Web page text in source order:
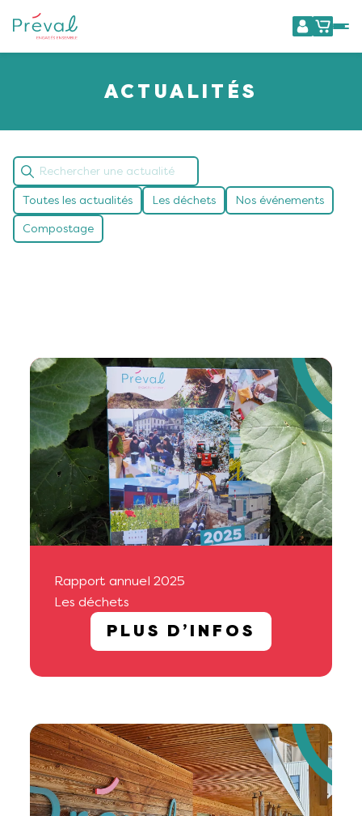
ACTUALITÉS
Toutes les actualités Les déchets Nos événements
Compostage
Rapport annuel 2025
Les déchets
PLUS D’INFOS